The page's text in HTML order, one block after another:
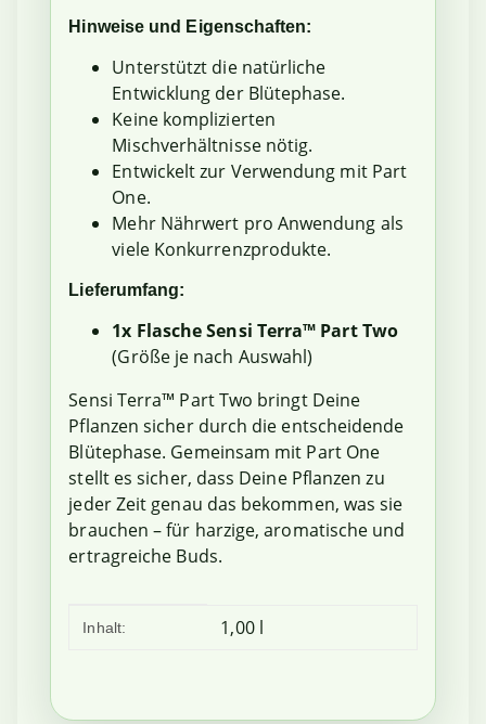
Hinweise und Eigenschaften:
Unterstützt die natürliche
Entwicklung der Blütephase.
Keine komplizierten
Mischverhältnisse nötig.
Entwickelt zur Verwendung mit Part
One.
Mehr Nährwert pro Anwendung als
viele Konkurrenzprodukte.
Lieferumfang:
1x Flasche Sensi Terra™ Part Two
(Größe je nach Auswahl)
Sensi Terra™ Part Two bringt Deine
Pflanzen sicher durch die entscheidende
Blütephase. Gemeinsam mit Part One
stellt es sicher, dass Deine Pflanzen zu
jeder Zeit genau das bekommen, was sie
brauchen – für harzige, aromatische und
ertragreiche Buds.
Produkteigenschaft
Wert
Inhalt: 1,00 l